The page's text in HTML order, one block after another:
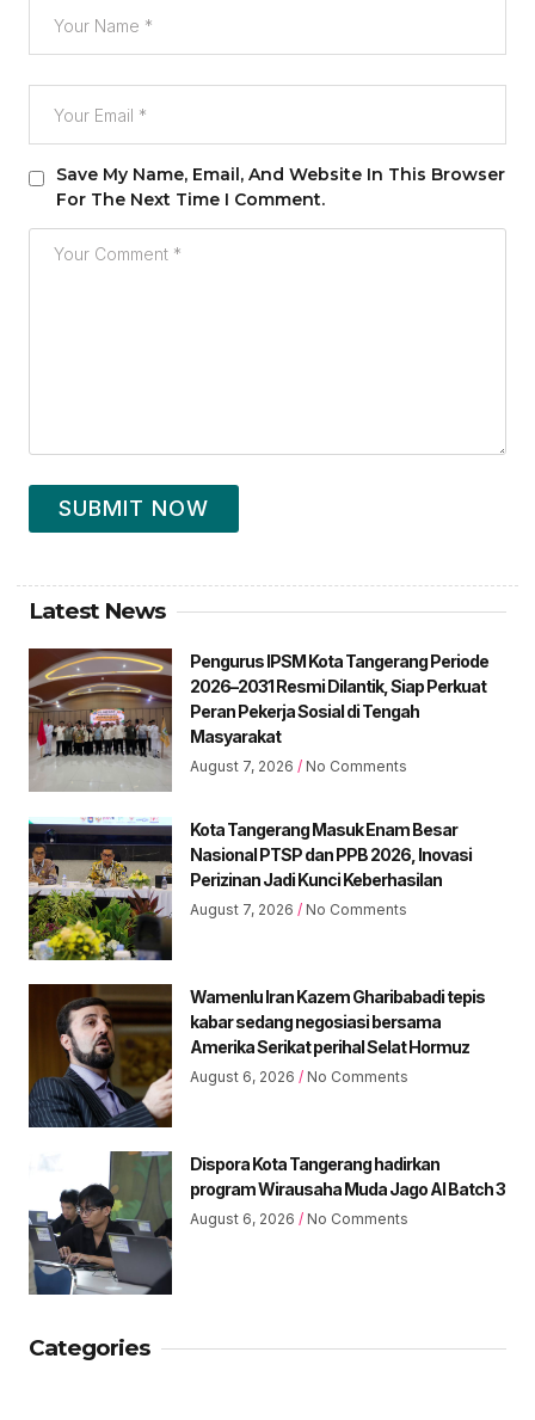
Save My Name, Email, And Website In This Browser
For The Next Time I Comment.
SUBMIT NOW
Latest News
Pengurus IPSM Kota Tangerang Periode
2026–2031 Resmi Dilantik, Siap Perkuat
Peran Pekerja Sosial di Tengah
Masyarakat
August 7, 2026 No Comments
Kota Tangerang Masuk Enam Besar
Nasional PTSP dan PPB 2026, Inovasi
Perizinan Jadi Kunci Keberhasilan
August 7, 2026 No Comments
Wamenlu Iran Kazem Gharibabadi tepis
kabar sedang negosiasi bersama
Amerika Serikat perihal Selat Hormuz
August 6, 2026 No Comments
Dispora Kota Tangerang hadirkan
program Wirausaha Muda Jago AI Batch 3
August 6, 2026 No Comments
Categories